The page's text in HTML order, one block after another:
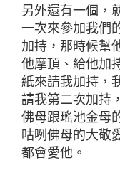
另外還有一個，
一次來參加我們
加持，那時候幫
他摩頂、給他加
紙來請我加持，
請我第二次加持
佛母跟瑤池金母
咕咧佛母的大敬
都會愛他。